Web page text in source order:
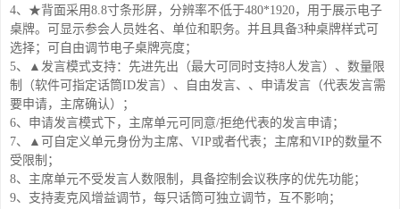
4、★背面采用8.8寸条形屏，分辨率不低于480*1920，用于展示电子
桌牌。可显示参会人员姓名、单位和职务。并且具备3种桌牌样式可
选择；可自由调节电子桌牌亮度；
5、▲发言模式支持：先进先出（最大可同时支持8人发言）、数量限
制（软件可指定话筒ID发言）、自由发言、、申请发言（代表发言需
要申请，主席确认）；
6、申请发言模式下，主席单元可同意/拒绝代表的发言申请；
7、▲可自定义单元身份为主席、VIP或者代表；主席和VIP的数量不
受限制；
8、主席单元不受发言人数限制，具备控制会议秩序的优先功能；
9、支持麦克风增益调节，每只话筒可独立调节，互不影响；